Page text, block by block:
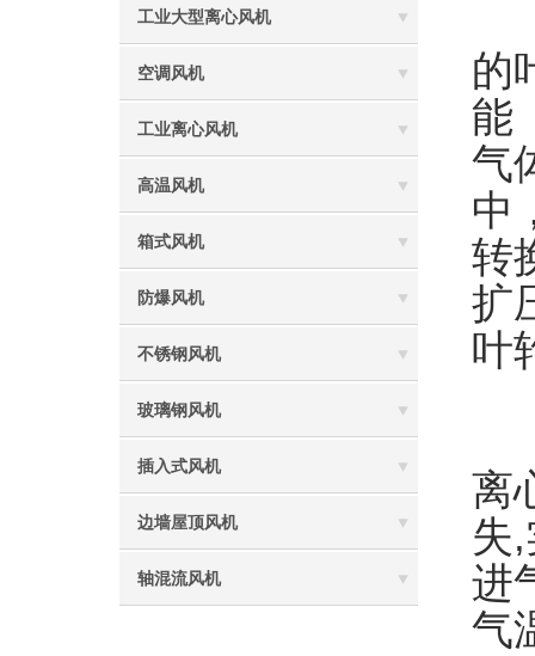
工业大型离心风机
空调风机
工业离心风机
高温风机
箱式风机
防爆风机
不锈钢风机
玻璃钢风机
插入式风机
边墙屋顶风机
轴混流风机
的
能
气
中
转
扩
叶
离
失
进
气